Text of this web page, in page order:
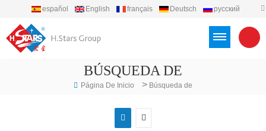
español English français Deutsch
русский
BÚSQUEDA DE
Página De Inicio > Búsqueda de